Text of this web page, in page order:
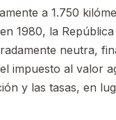
a 1.750
1980, la
neutra,
impuesto al valor
y las tasas, en